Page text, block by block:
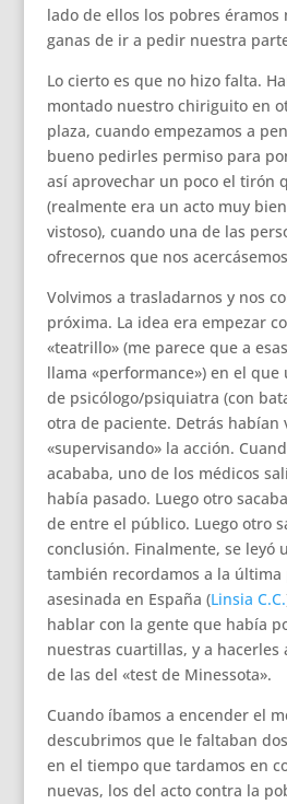
lado de ellos los pobres éramos
ganas de ir a pedir nuestra
Lo cierto es que no hizo falta.
montado nuestro chiriguito en
plaza, cuando empezamos a
bueno pedirles permiso para
así aprovechar un poco el tirón
(realmente era un acto muy
vistoso), cuando una de las
ofrecernos que nos
Volvimos a trasladarnos y nos
próxima. La idea era empezar
«teatrillo» (me parece que a
llama «performance») en el que
de psicólogo/psiquiatra (con
otra de paciente. Detrás habían
«supervisando» la acción.
acababa, uno de los médicos
había pasado. Luego otro
de entre el público. Luego otro
conclusión. Finalmente, se leyó
también recordamos a la última
asesinada en España (Linsia C.C.
hablar con la gente que había
nuestras cuartillas, y a hacerles
de las del «test de Minessota».
Cuando íbamos a encender el
descubrimos que le faltaban
en el tiempo que tardamos en
nuevas, los del acto contra la